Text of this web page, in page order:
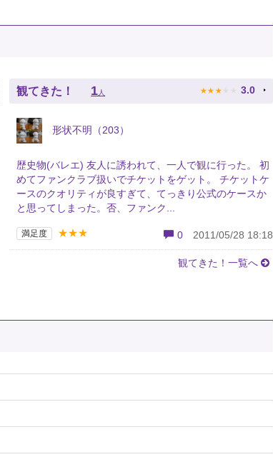
観てきた！ 1 人 ★ ★ ★ ★ ★ 3.0
形状不明（203）
歴史物(バレエ) 友人に誘われて、一人で観に行った。 初
めてファンクラブ扱いでチケットをゲット。 チケットケ
ースのクオリティが良すぎて、てっきり公式のケースか
と思ってしまった。否、ファンク...
満足度 ★★★ 0 2011/05/28 18:18
観てきた！一覧へ